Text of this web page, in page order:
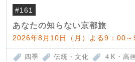
#161
あなたの知らない京都旅
2026年8月10日（月）よる9：00
四季 伝統・文化 ４K・高